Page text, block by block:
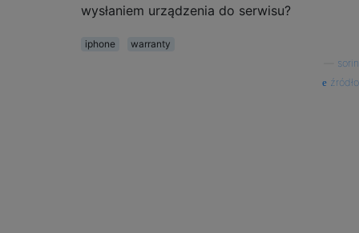
wysłaniem urządzenia do serwisu?
iphone
warranty
sorin
źródło